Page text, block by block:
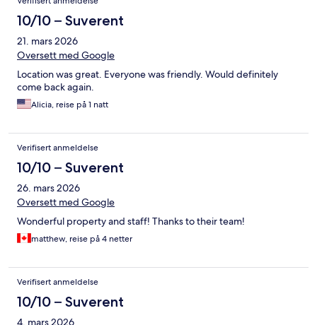
10/10 – Suverent
21. mars 2026
Oversett med Google
Location was great. Everyone was friendly. Would definitely
come back again.
Alicia, reise på 1 natt
Verifisert anmeldelse
10/10 – Suverent
26. mars 2026
Oversett med Google
Wonderful property and staff! Thanks to their team!
matthew, reise på 4 netter
Verifisert anmeldelse
10/10 – Suverent
4. mars 2026